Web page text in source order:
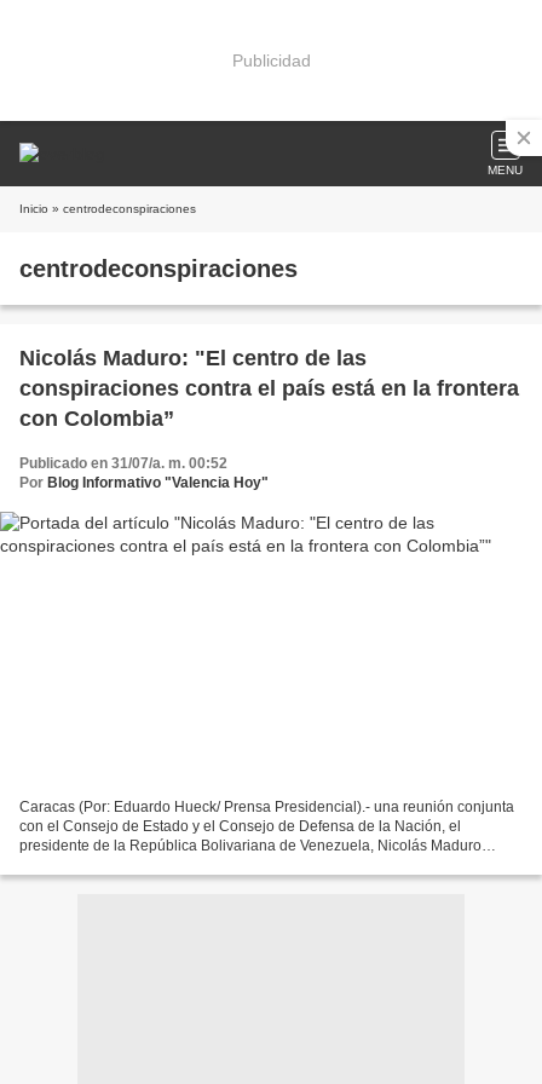
Publicidad
MENU
Inicio » centrodeconspiraciones
centrodeconspiraciones
Nicolás Maduro: "El centro de las
conspiraciones contra el país está en la frontera
con Colombia”
Publicado en 31/07/a. m. 00:52
Por Blog Informativo "Valencia Hoy"
Caracas (Por: Eduardo Hueck/ Prensa Presidencial).- una reunión conjunta
con el Consejo de Estado y el Consejo de Defensa de la Nación, el
presidente de la República Bolivariana de Venezuela, Nicolás Maduro